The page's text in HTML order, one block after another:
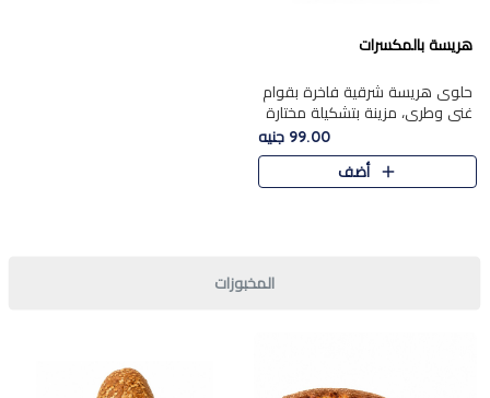
هريسة بالمكسرات
حلوى هريسة شرقية فاخرة بقوام
غني وطري، مزينة بتشكيلة مختارة
من المكسرات الفاخرة التي تضيف
قرمشة مميزة ونكهة غنية في كل
قطعة. تجمع بين المذاق..
99.00 جنيه
أضف
المخبوزات